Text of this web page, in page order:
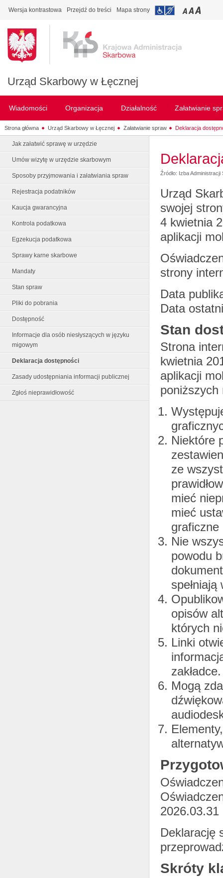
Wersja kontrastowa Przejdź do treści Mapa strony
Urząd Skarbowy w Łęcznej
Wiadomości Organizacja Działalność Załatwianie
Strona główna Urząd Skarbowy w Łęcznej Załatwianie spraw Deklaracja
Jak załatwić sprawę w urzędzie
Umów wizytę w urzędzie skarbowym
Sposoby przyjmowania i załatwiania spraw
Rejestracja podatników
Kaucja gwarancyjna
Kontrola podatkowa
Egzekucja podatkowa
Sprawy karne skarbowe
Mandaty
Stan spraw
Pliki do pobrania
Dostępność
Informacje dla osób niesłyszących w języku
migowym
Deklaracja dostępności
Zasady udostępniania informacji publicznej
Zgłoś nieprawidłowość
Źródło: Izba
Urząd
swojej
4 kwietnia
aplikacji
strony
Data
Data
Stan
Strona
kwietnia
aplikacji
poniższych
Niektóre
ze
mieć
mieć
graficzne
Nie
powodu
opisów
których
Linki
zakładce.
Mogą
2026.03.31
Deklarację
Skróty